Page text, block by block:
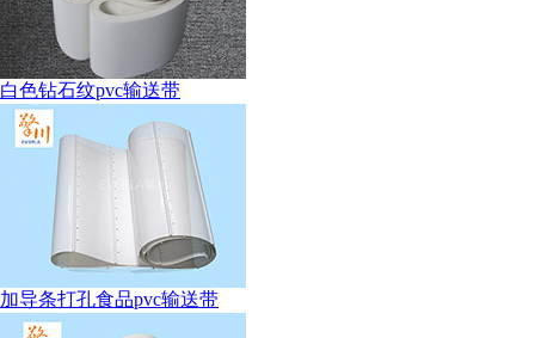
白色钻石纹pvc输送带
加导条打孔食品pvc输送带